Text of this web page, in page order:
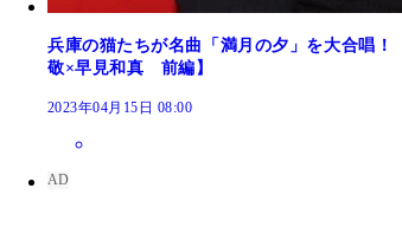
兵庫の猫たちが名曲「満月の夕」を大合唱
敬×早見和真 前編】
2023年04月15日 08:00